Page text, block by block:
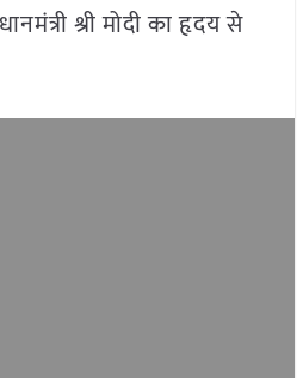
श्री मोदी का हृदय से